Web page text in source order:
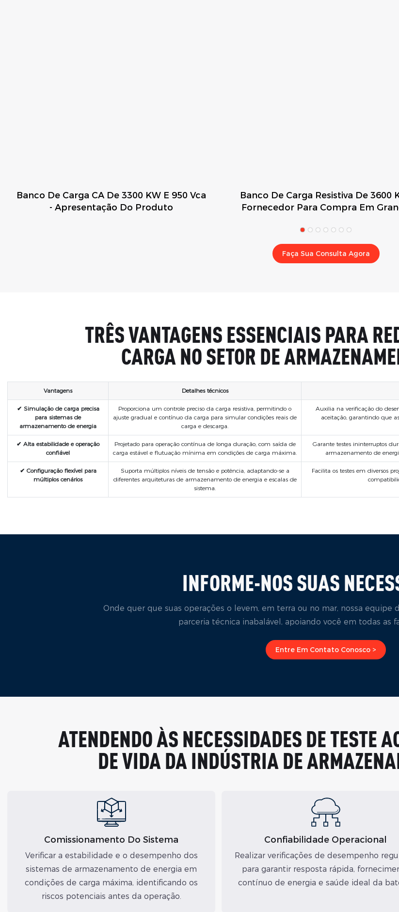
Banco De Carga CA De 3300 KW E 950 Vca
- Apresentação Do Produto
Banco De Carga Resistiva De 3600
Fornecedor Para Compra Em
De Energia.
Faça Sua Consulta Agora
TRÊS VANTAGENS ESSENCIAIS PARA
CARGA NO SETOR DE
Vantagens Detalhes técnicos
✔ Simulação de carga precisa
para sistemas de
armazenamento de energia
Proporciona um controle preciso da carga resistiva, permitindo o
ajuste gradual e contínuo da carga para simular condições reais de
carga e descarga.
Auxilia na verificação do
aceitação, garantindo que
✔ Alta estabilidade e operação
confiável
Projetado para operação contínua de longa duração, com saída de
carga estável e flutuação mínima em condições de carga máxima.
Garante testes ininterruptos
armazenamento de
✔ Configuração flexível para
múltiplos cenários
Suporta múltiplos níveis de tensão e potência, adaptando-se a
diferentes arquiteturas de armazenamento de energia e escalas de
sistema.
Facilita os testes em diversos
INFORME-NOS SUAS
Onde quer que suas operações o levem, em terra ou no mar, nossa equipe
parceria técnica inabalável, apoiando você em todas as
Entre Em Contato Conosco >
ATENDENDO ÀS NECESSIDADES DE TESTE
DE VIDA DA INDÚSTRIA DE
Comissionamento Do Sistema
Verificar a estabilidade e o desempenho dos
sistemas de armazenamento de energia em
condições de carga máxima, identificando os
riscos potenciais antes da operação.
Confiabilidade Operacional
Realizar verificações de desempenho
para garantir resposta rápida,
contínuo de energia e saúde ideal da